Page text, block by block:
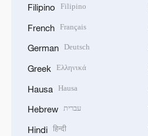
Filipino Filipino
French Français
German Deutsch
Greek Ελληνικά
Hausa Hausa
Hebrew עברית
Hindi हिन्दी